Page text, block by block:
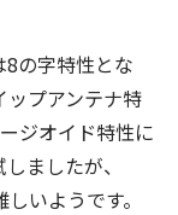
の字特性とな
ップアンテナ特
ジオイド特性に
ましたが、
いようです。